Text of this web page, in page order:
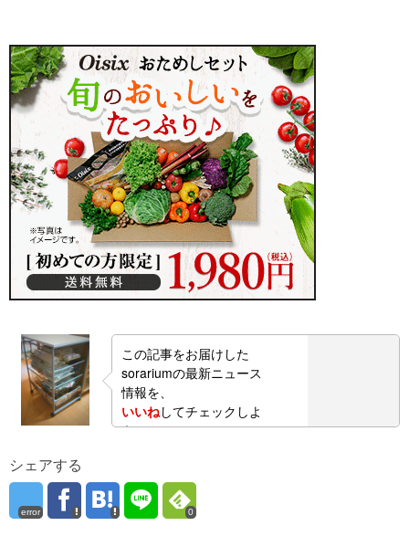
この記事をお届けした
sorariumの最新ニュース
情報を、
いいねしてチェックしよ
う！
シェアする
error 0